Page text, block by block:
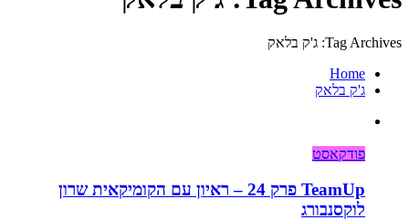
Tag Archives: ג'ק בלאק
Home
ג'ק בלאק
פודקאסט
TeamUp פרק 24 – ראיון עם הקומיקאית שרון
לוקסנבורג